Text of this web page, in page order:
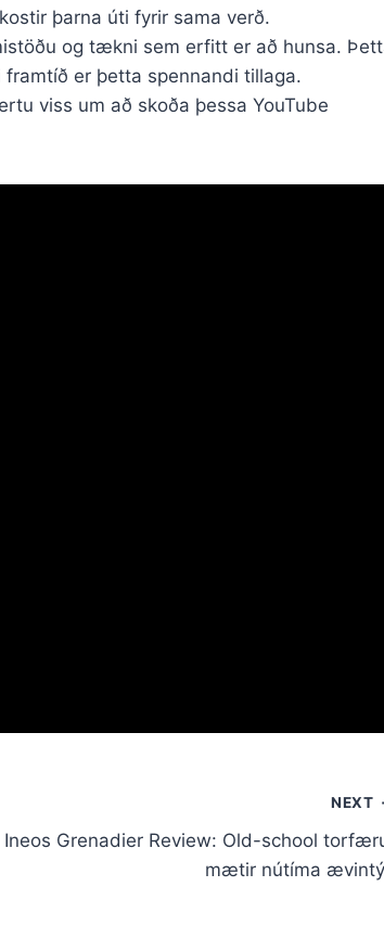
þarna úti fyrir sama verð.
og tækni sem erfitt er að hunsa.
er þetta spennandi tillaga.
viss um að skoða þessa YouTube
NEXT
Ineos Grenadier Review: Old-school
mætir nútíma